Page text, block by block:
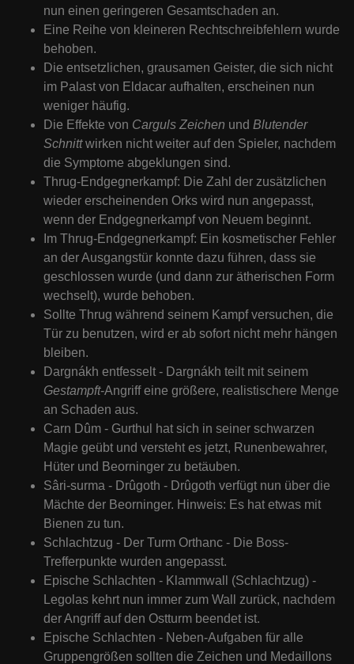
nun einen geringeren Gesamtschaden an.
Eine Reihe von kleineren Rechtschreibfehlern wurde
behoben.
Die entsetzlichen, grausamen Geister, die sich nicht
im Palast von Eldacar aufhalten, erscheinen nun
weniger häufig.
Die Effekte von Carguls Zeichen und Blutender
Schnittwirken nicht weiter auf den Spieler, nachdem
die Symptome abgeklungen sind.
Thrug-Endgegnerkampf: Die Zahl der zusätzlichen
wieder erscheinenden Orks wird nun angepasst,
wenn der Endgegnerkampf von Neuem beginnt.
Im Thrug-Endgegnerkampf: Ein kosmetischer Fehler
an der Ausgangstür konnte dazu führen, dass sie
geschlossen wurde (und dann zur ätherischen Form
wechselt), wurde behoben.
Sollte Thrug während seinem Kampf versuchen, die
Tür zu benutzen, wird er ab sofort nicht mehr hängen
bleiben.
Dargnákh entfesselt - Dargnákh teilt mit seinem
Gestampft-Angriff eine größere, realistischere Menge
an Schaden aus.
Carn Dûm - Gurthul hat sich in seiner schwarzen
Magie geübt und versteht es jetzt, Runenbewahrer,
Hüter und Beorninger zu betäuben.
Sâri-surma - Drûgoth - Drûgoth verfügt nun über die
Mächte der Beorninger. Hinweis: Es hat etwas mit
Bienen zu tun.
Schlachtzug - Der Turm Orthanc - Die Boss-
Trefferpunkte wurden angepasst.
Epische Schlachten - Klammwall (Schlachtzug) -
Legolas kehrt nun immer zum Wall zurück, nachdem
der Angriff auf den Ostturm beendet ist.
Epische Schlachten - Neben-Aufgaben für alle
Gruppengrößen sollten die Zeichen und Medaillons